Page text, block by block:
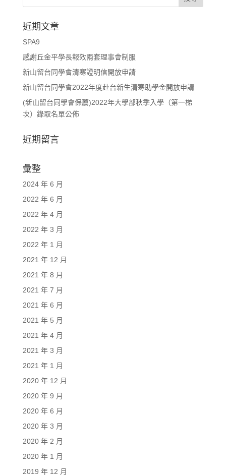
近期文章
SPA9
感謝丘金平學長報效兩套理事會制服
新山留台同學會清寒證明信開放申請
新山留台同學會2022年度赴台新生清寒助學金開放申請
(新山留台同學會保薦)2022年大學部秋季入學（第一梯
次）錄取名單公佈
近期留言
彙整
2024 年 6 月
2022 年 6 月
2022 年 4 月
2022 年 3 月
2022 年 1 月
2021 年 12 月
2021 年 8 月
2021 年 7 月
2021 年 6 月
2021 年 5 月
2021 年 4 月
2021 年 3 月
2021 年 1 月
2020 年 12 月
2020 年 9 月
2020 年 6 月
2020 年 3 月
2020 年 2 月
2020 年 1 月
2019 年 12 月